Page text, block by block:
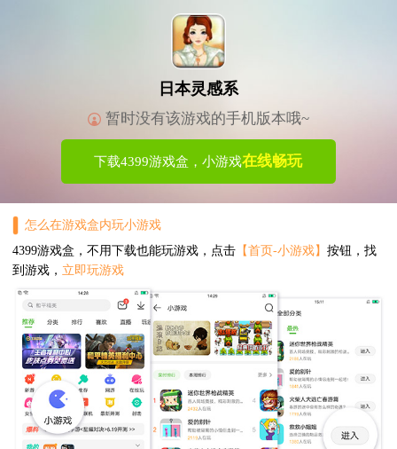
日本灵感系
暂时没有该游戏的手机版本哦~
下载4399游戏盒，小游戏在线畅玩
怎么在游戏盒内玩小游戏
4399游戏盒，不用下载也能玩游戏，点击【首页-小游戏】 按钮，找
到游戏， 立即玩游戏